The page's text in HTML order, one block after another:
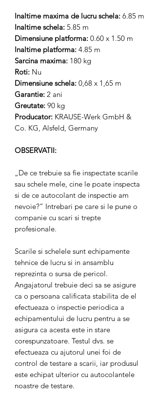
Inaltime maxima de lucru schela: 6.85 m
Inaltime schela: 5.85 m
Dimensiune platforma: 0.60 x 1.50 m
Inaltime platforma: 4.85 m
Sarcina maxima: 180 kg
Roti: Nu
Dimensiune schela: 0,68 x 1,65 m
Garantie: 2 ani
Greutate: 90 kg
Producator: KRAUSE-Werk GmbH &
Co. KG, Alsfeld, Germany
OBSERVATII:
„De ce trebuie sa fie inspectate scarile
sau schele mele, cine le poate inspecta
si de ce autocolant de inspectie am
nevoie?” Intrebari pe care si le pune o
companie cu scari si trepte
profesionale.
Scarile si schelele sunt echipamente
tehnice de lucru si in ansamblu
reprezinta o sursa de pericol.
Angajatorul trebuie deci sa se asigure
ca o persoana calificata stabilita de el
efectueaza o inspectie periodica a
echipamentului de lucru pentru a se
asigura ca acesta este in stare
corespunzatoare. Testul dvs. se
efectueaza cu ajutorul unei foi de
control de testare a scarii, iar produsul
este echipat ulterior cu autocolantele
noastre de testare.